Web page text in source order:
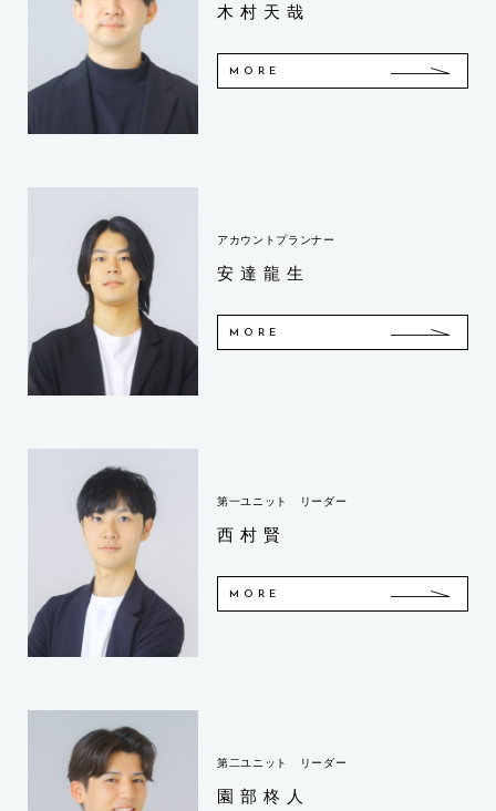
木村天哉
MORE
アカウントプランナー
安達龍生
MORE
第一ユニット リーダー
西村賢
MORE
第二ユニット リーダー
園部柊人